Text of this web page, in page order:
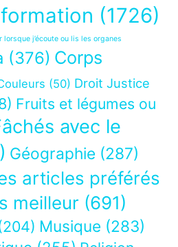
(1726)
j’écoute ou lis les organes
(376) Corps
(50) Droit Justice
Fruits et légumes ou
avec le
Géographie (287)
articles préférés
meilleur (691)
Musique (283)